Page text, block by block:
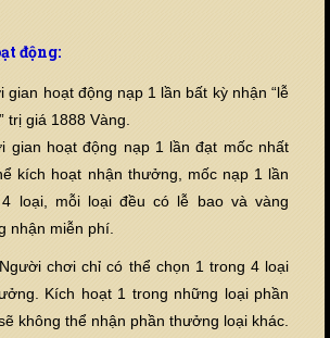
động:
gian hoạt động nạp 1 lần bất kỳ nhận “lễ
trị giá 1888 Vàng.
gian hoạt động nạp 1 lần đạt mốc nhất
kích hoạt nhận thưởng, mốc nạp 1 lần
loại, mỗi loại đều có lễ bao và vàng
nhận miễn phí.
Người chơi chỉ có thể chọn 1 trong 4 loại
Kích hoạt 1 trong những loại phần
không thể nhận phần thưởng loại khác.